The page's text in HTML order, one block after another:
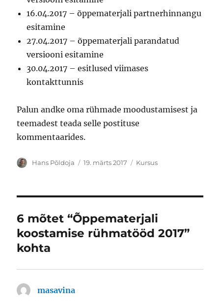
16.04.2017 – õppematerjali partnerhinnangu
esitamine
27.04.2017 – õppematerjali parandatud
versiooni esitamine
30.04.2017 – esitlused viimases
kontakttunnis
Palun andke oma rühmade moodustamisest ja
teemadest teada selle postituse
kommentaarides.
Autor
Hans Põldoja Postitatud
19. märts 2017 Rubriigid
Kursus
6 mõtet “Õppematerjali
koostamise rühmatööd 2017”
kohta
masavina